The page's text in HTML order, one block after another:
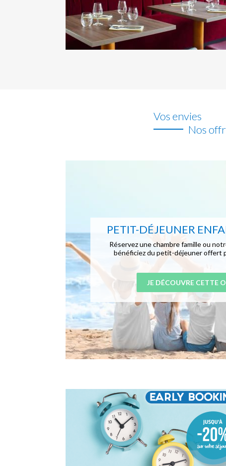
Vos envies
Nos
PETIT-DÉJEUNER
Réservez une chambre famille ou
bénéficiez du petit-déjeuner offert
JE DÉCOUVRE CETTE